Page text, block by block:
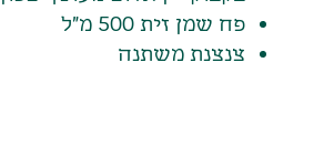
פח שמן זית 500 מ"ל
צנצנת משתנה